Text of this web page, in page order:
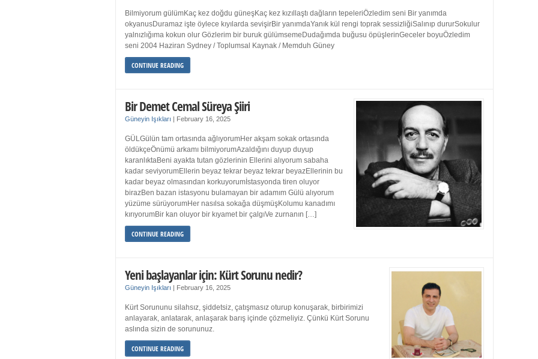
Bilmiyorum gülümKaç kez doğdu güneşKaç kez kızıllaştı dağların tepeleriÖzledim seni Bir yanımda
okyanusDuramaz işte öylece kıyılarda sevişirBir yanımdaYanık kül rengi toprak sessizliğiSalınıp dururSokulur
yalnızlığıma kokun olur Gözlerim bir buruk gülümsemeDudağımda buğusu öpüşlerinGeceler boyuÖzledim
seni 2004 Haziran Sydney / Toplumsal Kaynak / Memduh Güney
CONTINUE READING
Bir Demet Cemal Süreya Şiiri
Güneyin Işıkları February 16, 2025
GÜLGülün tam ortasında ağlıyorumHer akşam sokak ortasında
öldükçeÖnümü arkamı bilmiyorumAzaldığını duyup duyup
karanlıktaBeni ayakta tutan gözlerinin Ellerini alıyorum sabaha
kadar seviyorumEllerin beyaz tekrar beyaz tekrar beyazEllerinin bu
kadar beyaz olmasından korkuyorumİstasyonda tiren oluyor
birazBen bazan istasyonu bulamayan bir adamım Gülü alıyorum
yüzüme sürüyorumHer nasılsa sokağa düşmüşKolumu kanadımı
kırıyorumBir kan oluyor bir kıyamet bir çalgıVe zurnanın […]
CONTINUE READING
Yeni başlayanlar için: Kürt Sorunu nedir?
Güneyin Işıkları February 16, 2025
Kürt Sorununu silahsız, şiddetsiz, çatışmasız oturup konuşarak, birbirimizi
anlayarak, anlatarak, anlaşarak barış içinde çözmeliyiz. Çünkü Kürt Sorunu
aslında sizin de sorununuz.
CONTINUE READING